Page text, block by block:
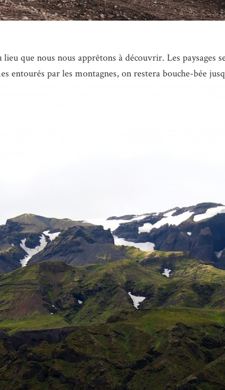
que nous nous apprêtons à découvrir. Les paysages
entourés par les montagnes, on restera bouche-bée